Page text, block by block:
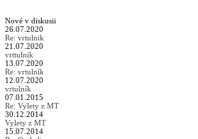
Nové v diskusii
26.07.2020
Re: vrtulnik
21.07.2020
vrttulnik
13.07.2020
Re: vrtulník
12.07.2020
vrtulník
07.01.2015
Re: Vylety z MT
30.12.2014
Vylety z MT
15.07.2014